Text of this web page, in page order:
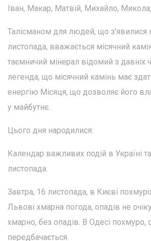
Іван, Макар, Матвій, Михайло,
Талісманом для людей, що з'явилися
листопада, вважається місячний
таємничий мінерал відомий з давніх
легенда, що місячний камінь має
енергію Місяця, що дозволяє його
у майбутнє.
Цього дня народилися:
Календар важливих подій в Україні та
листопада:
Завтра, 16 листопада, в Києві
Львові хмарна погода, опадів не
хмарно, без опадів. В Одесі похмуро,
передбачається.